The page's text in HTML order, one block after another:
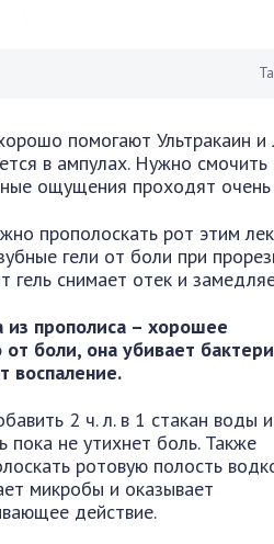
помогают Ультракаин
в ампулах. Нужно
ощущения проходят
прополоскать рот этим
гели от боли при
гель снимает отек и
из прополиса – хорошее
от боли, она убивает
воспаление.
2 ч. л. в 1 стакан воды и
пока не утихнет боль. Также
ротовую полость
микробы и оказывает
действие.